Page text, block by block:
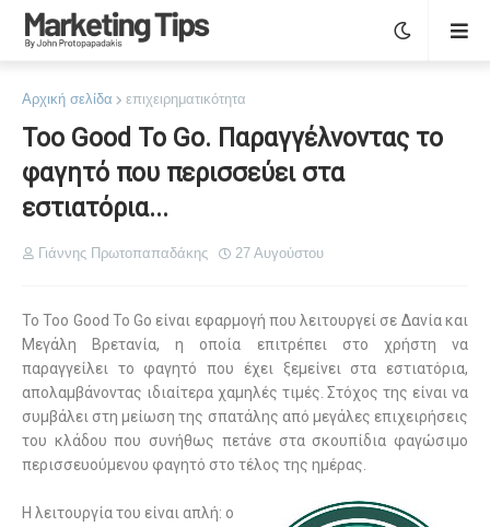
Αρχική σελίδα επιχειρηματικότητα
Too Good To Go. Παραγγέλνοντας το
φαγητό που περισσεύει στα
εστιατόρια...
Γιάννης Πρωτοπαπαδάκης 27 Αυγούστου
Το Too Good To Go είναι εφαρμογή που λειτουργεί σε Δανία και
Μεγάλη Βρετανία, η οποία επιτρέπει στο χρήστη να
παραγγείλει το φαγητό που έχει ξεμείνει στα εστιατόρια,
απολαμβάνοντας ιδιαίτερα χαμηλές τιμές. Στόχος της είναι να
συμβάλει στη μείωση της σπατάλης από μεγάλες επιχειρήσεις
του κλάδου που συνήθως πετάνε στα σκουπίδια φαγώσιμο
περισσευούμενου φαγητό στο τέλος της ημέρας.
Η λειτουργία του είναι απλή: ο